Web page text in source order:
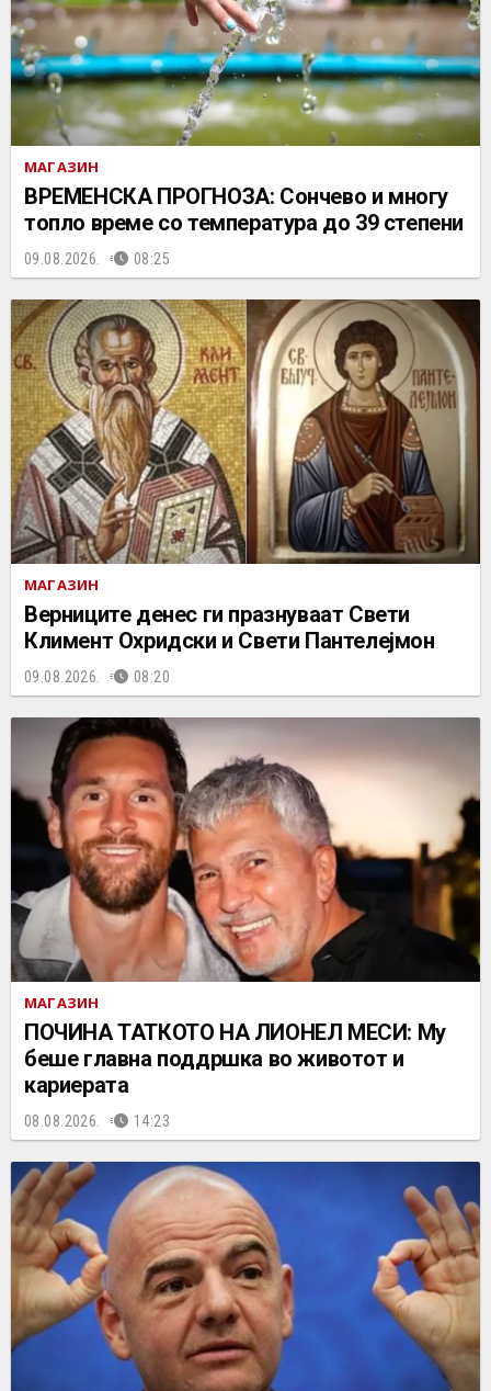
МАГАЗИН
ВРЕМЕНСКА ПРОГНОЗА: Сончево и многу
топло време со температура до 39 степени
09.08.2026. 08:25
МАГАЗИН
Верниците денес ги празнуваат Свети
Климент Охридски и Свети Пантелејмон
09.08.2026. 08:20
МАГАЗИН
ПОЧИНА ТАТКОТО НА ЛИОНЕЛ МЕСИ: Му
беше главна поддршка во животот и
кариерата
08.08.2026. 14:23